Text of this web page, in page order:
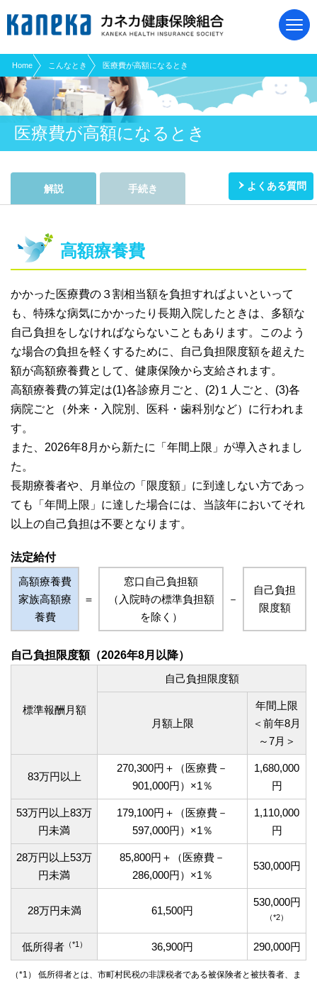
Home こんなとき 医療費が高額になるとき
医療費が高額になるとき
解説 手続き よくある質問
高額療養費
かかった医療費の３割相当額を負担すればよいといって
も、特殊な病気にかかったり長期入院したときは、多額な
自己負担をしなければならないこともあります。このよう
な場合の負担を軽くするために、自己負担限度額を超えた
額が高額療養費として、健康保険から支給されます。
高額療養費の算定は(1)各診療月ごと、(2)１人ごと、(3)各
病院ごと（外来・入院別、医科・歯科別など）に行われま
す。
また、2026年8月から新たに「年間上限」が導入されまし
た。
長期療養者や、月単位の「限度額」に到達しない方であっ
ても「年間上限」に達した場合には、当該年においてそれ
以上の自己負担は不要となります。
法定給付
高額療養費
家族高額療
養費
＝
窓口自己負担額
（入院時の標準負担額
を除く）
－
自己負担
限度額
自己負担限度額（2026年8月以降）
標準報酬月額
自己負担限度額
月額上限
年間上限
＜前年8月
～7月＞
83万円以上
270,300円＋（医療費－
901,000円）×1％
1,680,000
円
53万円以上83万
円未満
179,100円＋（医療費－
597,000円）×1％
1,110,000
円
28万円以上53万
円未満
85,800円＋（医療費－
286,000円）×1％
530,000円
28万円未満 61,500円
530,000円
（*2）
低所得者（*1） 36,900円 290,000円
（*1） 低所得者とは、市町村民税の非課税者である被保険者と被扶養者、ま